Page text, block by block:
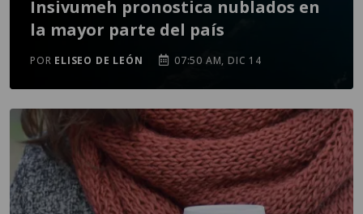
Insivumeh pronostica nublados en
la mayor parte del país
POR ELISEO DE LEÓN 07:50 AM, DIC 14